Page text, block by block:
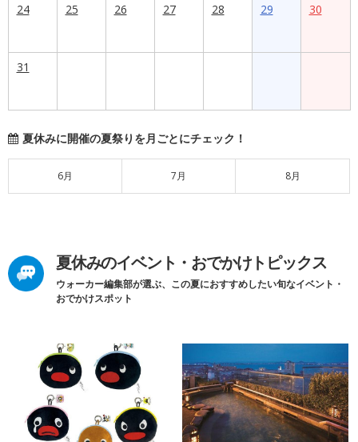
24 25 26 27 28 29 30
31
夏休みに開催の夏祭りを月ごとにチェック！
6月 7月 8月
夏休みのイベント・おでかけトピックス
ウォーカー編集部が選ぶ、この夏におすすめしたい旬なイベント・
おでかけスポット